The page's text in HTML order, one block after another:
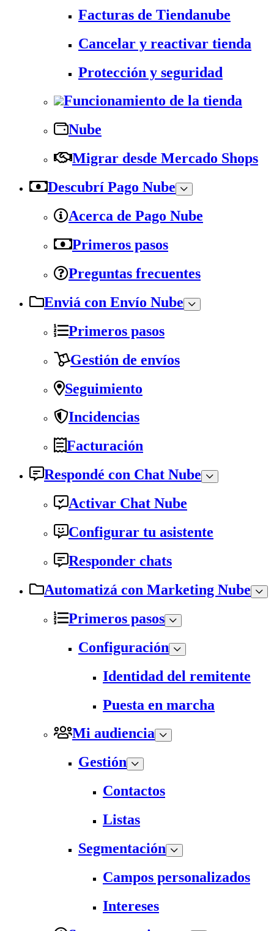
Facturas de Tiendanube
Cancelar y reactivar tienda
Protección y seguridad
Funcionamiento de la tienda
Nube
Migrar desde Mercado Shops
Descubrí Pago Nube
Acerca de Pago Nube
Primeros pasos
Preguntas frecuentes
Enviá con Envío Nube
Primeros pasos
Gestión de envíos
Seguimiento
Incidencias
Facturación
Respondé con Chat Nube
Activar Chat Nube
Configurar tu asistente
Responder chats
Automatizá con Marketing Nube
Primeros pasos
Configuración
Identidad del remitente
Puesta en marcha
Mi audiencia
Gestión
Contactos
Listas
Segmentación
Campos personalizados
Intereses